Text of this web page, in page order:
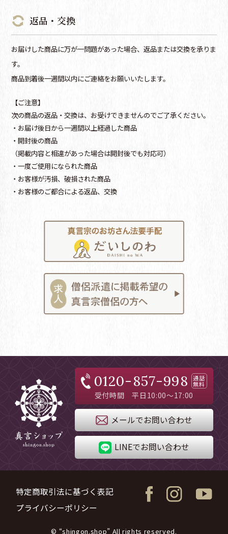
返品・交換
お届けした商品に万が一問題があった場合、返品または交換を承りま
す。
商品到着後一週間以内にご連絡をお願いいたします。
【ご注意】
次の商品の返品・交換は、お受けできませんのでご了承ください。
・お届け後日から一週間以上経過した商品
・開封後の商品
（掲載内容と相違があった場合は開封後でも対応可）
・一度ご使用になられた商品
・お客様が汚損、破損された商品
・お客様のご都合による返品、交換
0120-857-998 通話
無料
受付時間 平日10:00～17:00
メールでお問い合わせ
LINEでお問い合わせ
特定商取引法に基づく表記
プライバシーポリシー
© “shingon.shop” All rights reserved.